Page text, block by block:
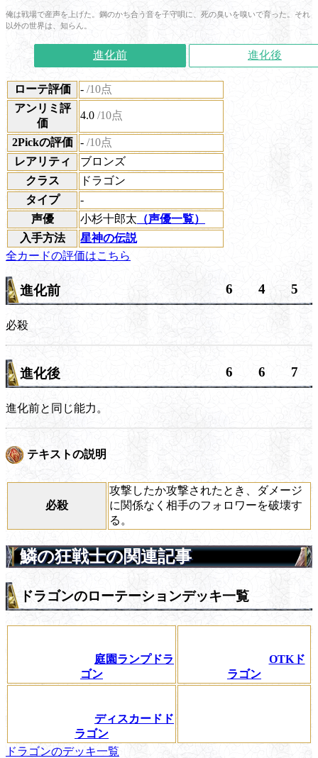
俺は戦場で産声を上げた。鋼のかち合う音を子守唄に、死の臭いを嗅いで育った。それ
以外の世界は、知らん。
進化前 進化後
ローテ評価 - /10点
アンリミ評
価
4.0 /10点
2Pickの評価 - /10点
レアリティ
ブロンズ
クラス
ドラゴン
タイプ
-
声優
小杉十郎太 （声優一覧）
入手方法
星神の伝説
全カードの評価はこちら
進化前 6 4 5
必殺
進化後 6 6 7
進化前と同じ能力。
テキストの説明
必殺
攻撃したか攻撃されたとき、ダメージ
に関係なく相手のフォロワーを破壊す
る。
鱗の狂戦士の関連記事
ドラゴンのローテーションデッキ一覧
庭園ランプドラ
ゴン
OTKド
ラゴン
ディスカードド
ラゴン
ドラゴンのデッキ一覧